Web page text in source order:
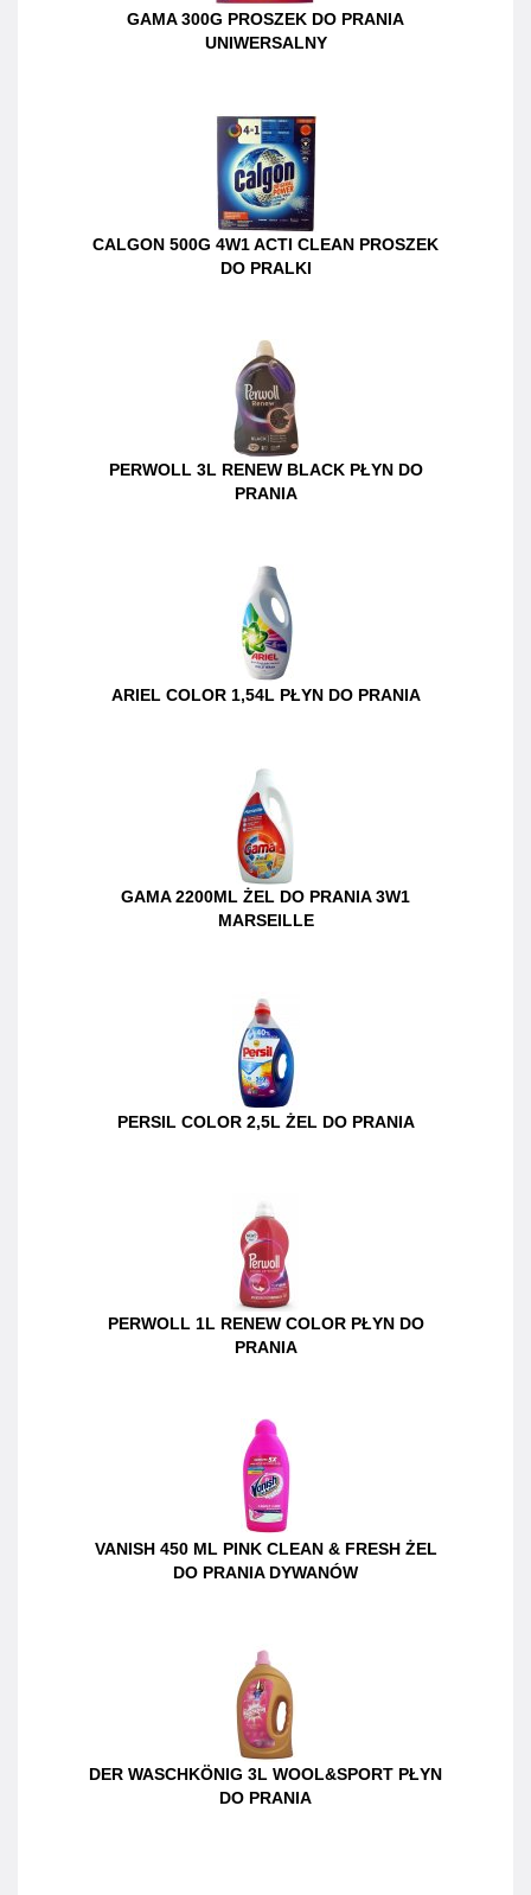
GAMA 300G PROSZEK DO PRANIA
UNIWERSALNY
CALGON 500G 4W1 ACTI CLEAN PROSZEK
DO PRALKI
PERWOLL 3L RENEW BLACK PŁYN DO
PRANIA
ARIEL COLOR 1,54L PŁYN DO PRANIA
GAMA 2200ML ŻEL DO PRANIA 3W1
MARSEILLE
PERSIL COLOR 2,5L ŻEL DO PRANIA
PERWOLL 1L RENEW COLOR PŁYN DO
PRANIA
VANISH 450 ML PINK CLEAN & FRESH ŻEL
DO PRANIA DYWANÓW
DER WASCHKÖNIG 3L WOOL&SPORT PŁYN
DO PRANIA